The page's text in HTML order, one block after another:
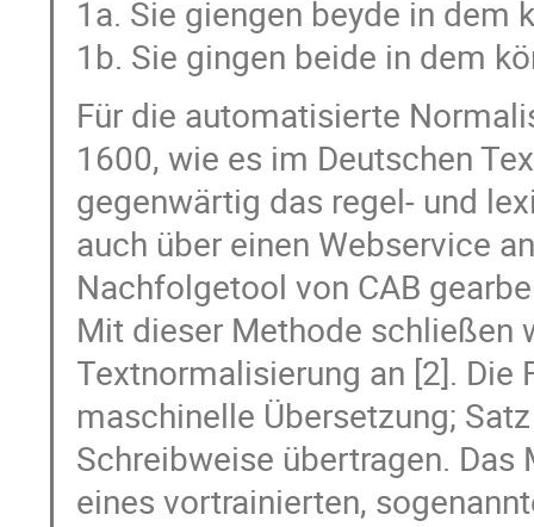
1a. Sie giengen beyde in
1b. Sie gingen beide in dem
Für die automatisierte
1600, wie es im Deutschen
gegenwärtig das regel- und
auch über einen Webservice
Nachfolgetool von CAB
Mit dieser Methode schließen
Textnormalisierung an [2].
maschinelle Übersetzung;
Schreibweise übertragen.
eines vortrainierten,